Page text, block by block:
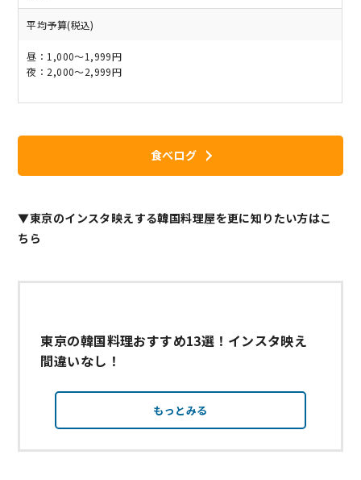
平均予算(税込)
昼：1,000～1,999円
夜：2,000～2,999円
食べログ
▼東京のインスタ映えする韓国料理屋を更に知りたい方はこ
ちら
東京の韓国料理おすすめ13選！インスタ映え
間違いなし！
もっとみる